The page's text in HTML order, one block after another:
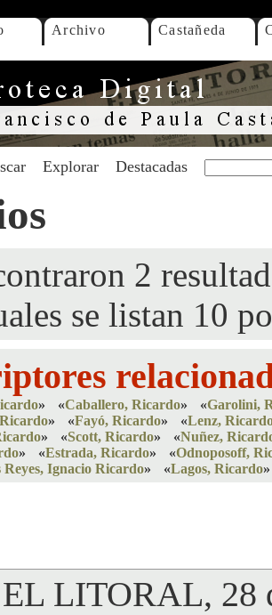
Archivo Castañeda
Explorar Destacadas
2
se listan 10
» «Caballero, Ricardo» «Garolini,
» «Fayó, Ricardo» «Lenz,
» «Scott, Ricardo» «Nuñez,
» «Estrada, Ricardo» «Odnoposoff,
Reyes, Ignacio Ricardo» «Lagos, Ricardo»
EL LITORAL, 28